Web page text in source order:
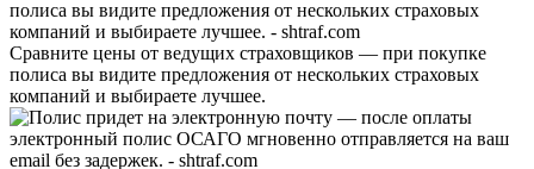
Сравните цены от ведущих страховщиков — при покупке
полиса вы видите предложения от нескольких страховых
компаний и выбираете лучшее.